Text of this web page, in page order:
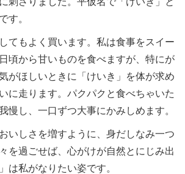
す。
てもよく買います。私は食事をスイー
頃から甘いものを食べますが、特にが
がほしいときに「けいき」を体が求め
に走ります。パクパクと食べちゃいた
慢し、一口ずつ大事にかみしめます。
いしさを増すように、身だしなみ一つ
を過ごせば、心がけが自然とにじみ出
は私がなりたい姿です。